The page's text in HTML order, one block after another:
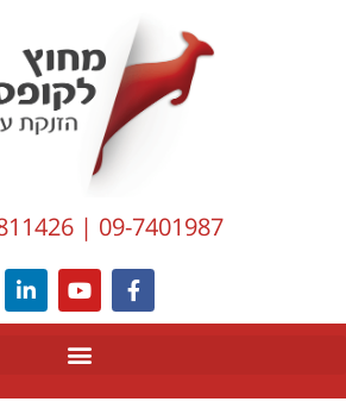
09-7401987
|